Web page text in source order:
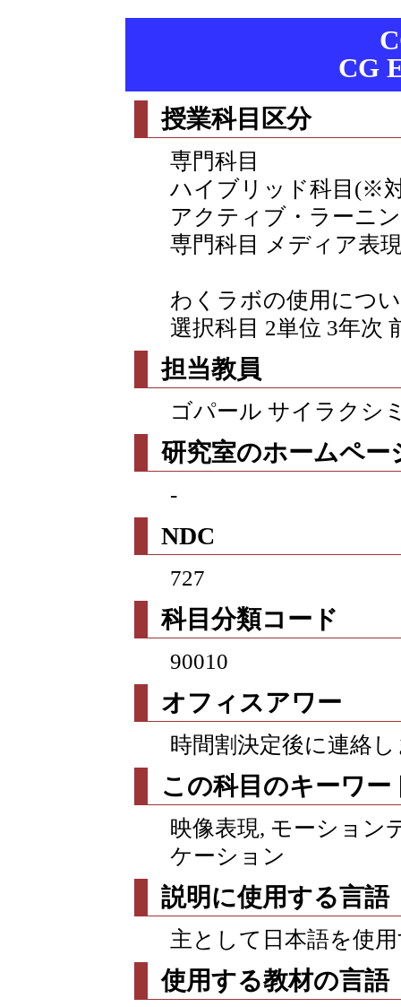
CG
授業科目区分
専門科目
ハイブリッド科目(※
アクティブ・ラーニ
専門科目 メディア表
わくラボの使用につ
選択科目 2単位 3年次
担当教員
ゴパール サイラクシ
研究室のホームペー
-
NDC
727
科目分類コード
90010
オフィスアワー
時間割決定後に連絡
この科目のキーワー
映像表現, モーション
ケーション
説明に使用する言語
主として日本語を使
使用する教材の言語